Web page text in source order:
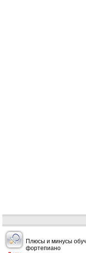
Плюсы и минусы
фортепиано